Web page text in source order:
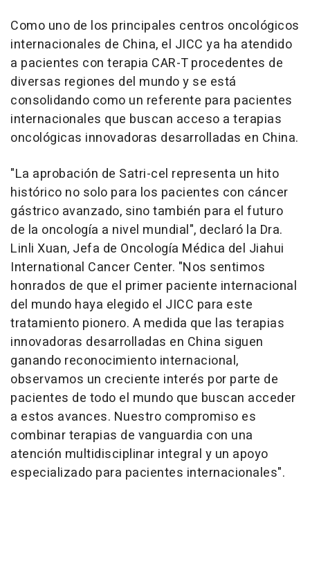
Como uno de los principales centros oncológicos
internacionales de China, el JICC ya ha atendido
a pacientes con terapia CAR-T procedentes de
diversas regiones del mundo y se está
consolidando como un referente para pacientes
internacionales que buscan acceso a terapias
oncológicas innovadoras desarrolladas en China.
"La aprobación de Satri-cel representa un hito
histórico no solo para los pacientes con cáncer
gástrico avanzado, sino también para el futuro
de la oncología a nivel mundial", declaró la Dra.
Linli Xuan, Jefa de Oncología Médica del Jiahui
International Cancer Center. "Nos sentimos
honrados de que el primer paciente internacional
del mundo haya elegido el JICC para este
tratamiento pionero. A medida que las terapias
innovadoras desarrolladas en China siguen
ganando reconocimiento internacional,
observamos un creciente interés por parte de
pacientes de todo el mundo que buscan acceder
a estos avances. Nuestro compromiso es
combinar terapias de vanguardia con una
atención multidisciplinar integral y un apoyo
especializado para pacientes internacionales".